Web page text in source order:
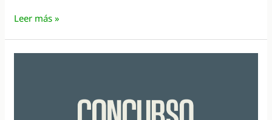
Ofrecerán
Leer más »